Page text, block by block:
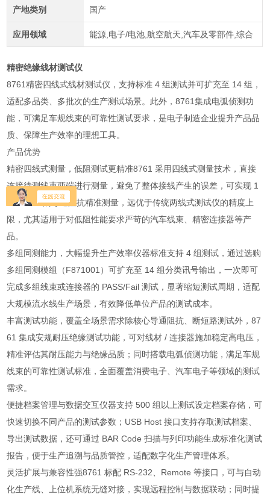
产地类别 国产
应用领域 能源,电子/电池,航空航天,汽车及零部件,综合
精密绝缘线材测试仪
8761精密四线式线材测试仪，支持标准 4 组测试并可扩充至 14 组，
适配多品类、多批次的生产测试场景。此外，8761集成电弧侦测功
能，可满足车规线束的可靠性测试要求，是电子制造企业提升产品品
质、保障生产效率的理想工具。
产品优势
精密四线式测量，低阻测试更精准8761 采用四线式测量技术，直接
连接待测线束两端进行测量，避免了整体接线产生的误差，可实现 1
mΩ~52Ω 的导通阻抗精准测量，远优于传统两线式测试仪的精度上
限，尤其适用于对低阻性能要求严苛的汽车线束、精密连接器等产
品。
多组同测能力，大幅提升生产效率仪器标准支持 4 组测试，通过选购
多组同测模组（F871001）可扩充至 14 组分类讯号输出，一次即可
完成多组线束或连接器的 PASS/Fail 测试，显著缩短测试周期，适配
大规模流水线生产场景，有效降低单位产品的测试成本。
丰富测试功能，覆盖全场景需求除核心导通阻抗、断短路测试外，87
61 集成安规耐压绝缘测试功能，可对线材 / 连接器施加稳定高电压，
精准评估其耐压能力与绝缘品质；同时搭载电弧侦测功能，满足车规
线束的可靠性测试标准，全面覆盖消费电子、汽车电子等领域的测试
需求。
便捷档案管理与数据交互仪器支持 500 组以上测试设定档案存储，可
快速切换不同产品的测试参数；USB Host 接口支持存取测试档案、
导出测试数据，还可通过 BAR Code 扫描与列印功能生成标准化测试
报告，便于生产追溯与品质管控，适配数字化生产管理体系。
灵活扩展与兼容性强8761 标配 RS-232、Remote 等接口，可与自动
化生产线、上位机系统无缝对接，实现远程控制与数据联动；同时提